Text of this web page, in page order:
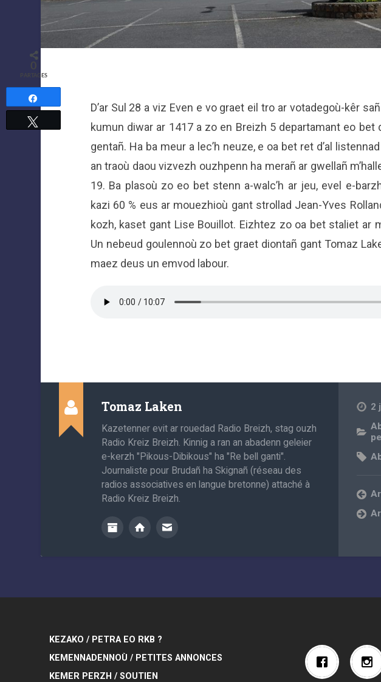
D’ar Sul 28 a viz Even e vo graet eil tro ar votadegoù-kêr
kumun diwar ar 1417 a zo en Breizh 5 departamant eo bet
gentañ. Ha ba meur a lec’h neuze, e oa bet ret d’al
an traoù daou vizvezh ouzhpenn ha merañ ar gwellañ
19. Ba plasoù zo eo bet stenn a-walc’h ar jeu, evel e-
kazi 60 % eus ar mouezhioù gant strollad Jean-Yves
kozh, kaset gant Lise Bouillot. Eizhtez zo oa bet staliet ar
Un nebeud goulennoù zo bet graet diontañ gant Tomaz
maez deus un emvod labour.
Tomaz Laken
Kazetenner evit ar rouedad Radio Breizh, stag ouzh
Radio Kreiz Breizh. Kinnig a ran an abadenn geleier
e-kerzh "Pikous-Dibikous" ha "Re bell ganti".
Journaliste pour Brudañ ha Skignañ (réseau des
radios associatives en langue bretonne) attaché à
Radio Kreiz Breizh.
2
KEZAKO / PETRA EO RKB ?
KEMENNADENNOÙ / PETITES ANNONCES
KEMER PERZH / SOUTIEN
PARTAGES